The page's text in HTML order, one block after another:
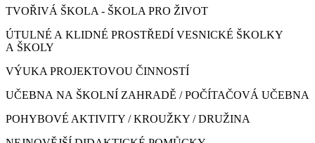
TVOŘIVÁ ŠKOLA - ŠKOLA PRO ŽIVOT
ÚTULNÉ A KLIDNÉ PROSTŘEDÍ VESNICKÉ ŠKOLKY
A ŠKOLY
VÝUKA PROJEKTOVOU ČINNOSTÍ
UČEBNA NA ŠKOLNÍ ZAHRADĚ / POČÍTAČOVÁ UČEBNA
POHYBOVÉ AKTIVITY / KROUŽKY / DRUŽINA